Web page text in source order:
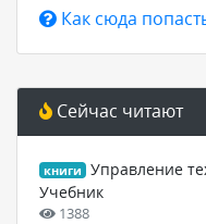
Как сюда
Сейчас читают
книги
Управление
Учебник
1388